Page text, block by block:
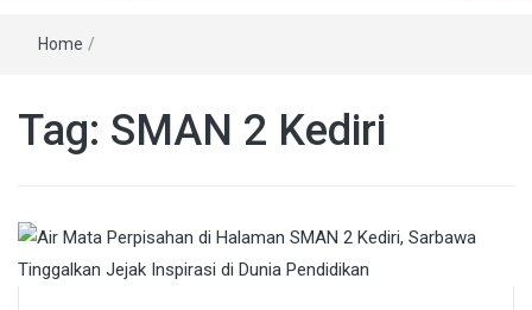
Home /
Tag: SMAN 2 Kediri